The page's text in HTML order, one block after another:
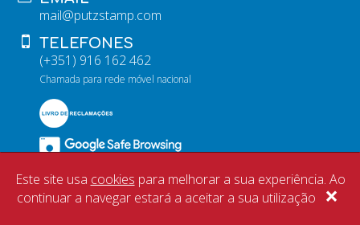
mail@putzstamp.com
TELEFONES
(+351) 916 162 462
Chamada para rede móvel nacional
Este site usa cookies para melhorar a sua experiência. Ao
continuar a navegar estará a aceitar a sua utilização ×